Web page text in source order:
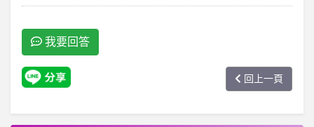
我要回答
回上一頁